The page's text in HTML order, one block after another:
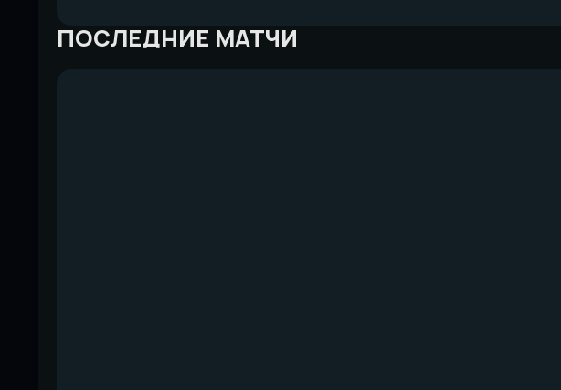
ПОСЛЕДНИЕ МАТЧИ